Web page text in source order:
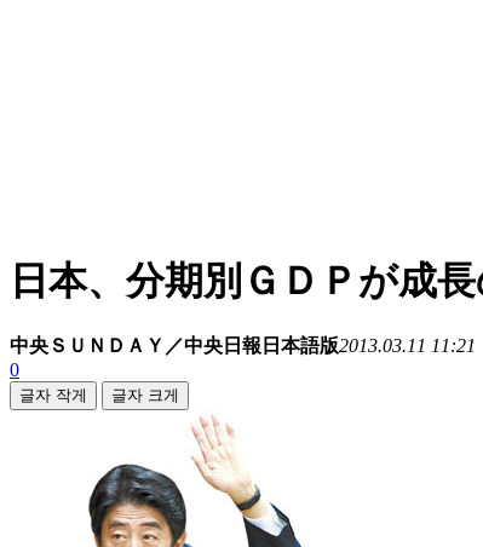
日本、分期別ＧＤＰが成
中央ＳＵＮＤＡＹ／中央日報日本語版2013.03.11 11:21
0
글자 작게 글자 크게